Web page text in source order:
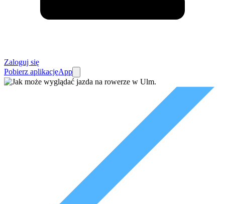
Zaloguj się
Pobierz aplikacjęApp